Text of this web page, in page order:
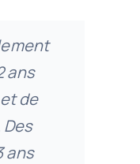
ans
de
Des
ans